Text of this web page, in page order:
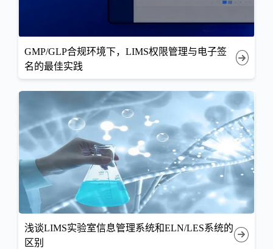
GMP/GLP合规环境下，LIMS权限管理与电子签
名的最佳实践
浅谈LIMS实验室信息管理系统和ELN/LES系统的
区别